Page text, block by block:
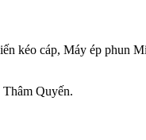
kéo cáp, Máy ép phun
Quyến.